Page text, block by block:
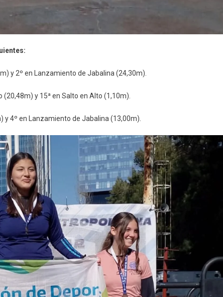
y 2º en Lanzamiento de Jabalina (24,30m).
y 15ª en Salto en Alto (1,10m).
y 4º en Lanzamiento de Jabalina (13,00m).